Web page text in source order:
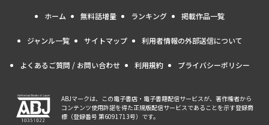
ホーム 無料話増量 ランキング 掲載作品一覧
ジャンル一覧 サイトマップ 利用者情報の外部送信について
よくあるご質問 / お問い合わせ 利用規約 プライバシーポリシー
ABJマークは、この電子書店・電子書籍配信サービスが、著作権者から
コンテンツ使用許諾を得た正規版配信サービスであることを示す登録商
標（登録番号 第6091713号）です。